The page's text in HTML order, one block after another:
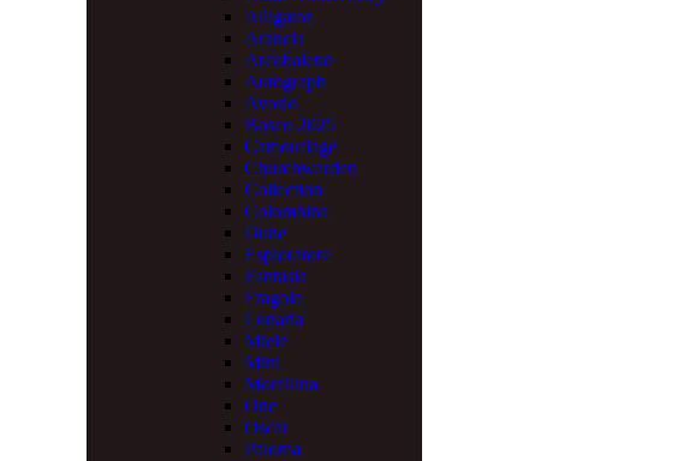
Alligator
Arancia
Arcobaleno
Autograph
Avorio
Bosco 2025
Camouflage
Churchwarden
Collection
Colombina
Dune
Esploratore
Fantasia
Fragola
Lunaria
Miele
Mini
Morellina
One
Oscar
Paloma